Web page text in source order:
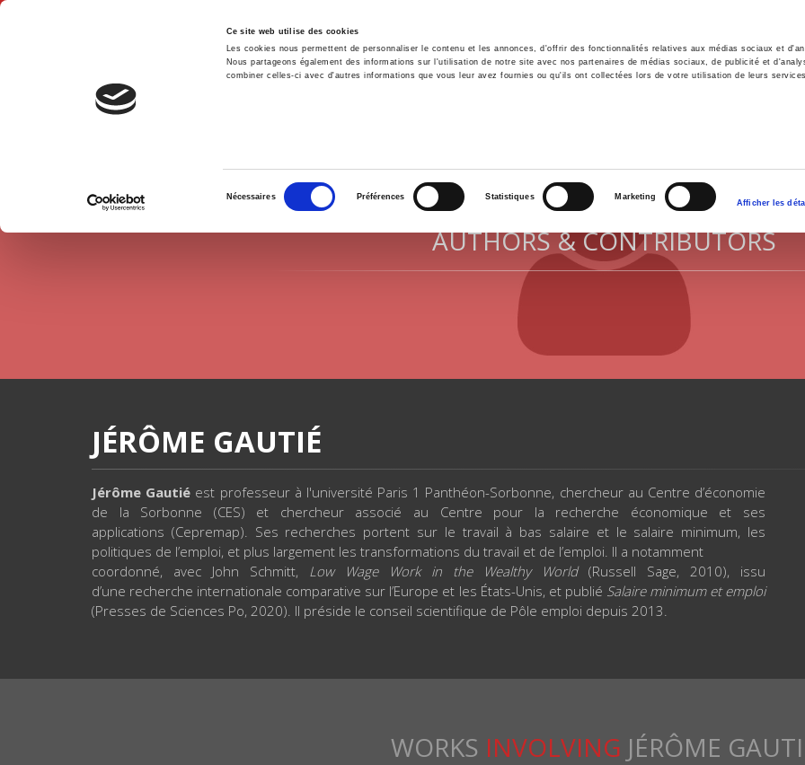
Ce site web utilise des cookies
Les cookies nous permettent de personnaliser le contenu et les annonces, d'offrir des fonctionnalités relatives aux médias sociaux et
Nous partageons également des informations sur l'utilisation de notre site avec nos partenaires de médias sociaux, de publicité et
combiner celles-ci avec d'autres informations que vous leur avez fournies ou qu'ils ont collectées lors de votre utilisation de leurs
consentement
Nécessaires Préférences Statistiques Marketing
Afficher les
Home Environment History International
AUTHORS & CONTRIBUTORS
JÉRÔME GAUTIÉ
Jérôme Gautié est professeur à l'université Paris 1 Panthéon-Sorbonne, chercheur au Centre d’économie
de la Sorbonne (CES) et chercheur associé au Centre pour la recherche économique et ses
applications (Cepremap). Ses recherches portent sur le travail à bas salaire et le salaire minimum, les
politiques de l’emploi, et plus largement les transformations du travail et de l’emploi. Il a notamment
coordonné, avec John Schmitt, Low Wage Work in the Wealthy World(Russell Sage, 2010), issu
d’une recherche internationale comparative sur l’Europe et les États-Unis, et publié Salaire minimum et emploi
(Presses de Sciences Po, 2020). Il préside le conseil scientifique de Pôle emploi depuis 2013.
WORKS INVOLVING JÉRÔME